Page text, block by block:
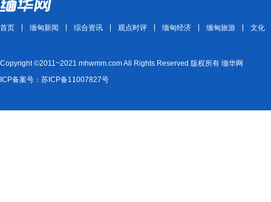
首页 缅甸新闻 综合资讯 观点时评 缅甸经济 缅甸旅游 文化
Copyright ©2011~2021 mhwmm.com All Rights Reserved 版权所有 缅华网
ICP备案号：苏ICP备11007827号